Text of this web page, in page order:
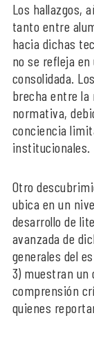
Los hallazgos,
tanto entre
hacia dichas
no se refleja
consolidada.
brecha entre la
normativa,
conciencia
institucionales.
Otro
ubica en un
desarrollo de
avanzada de
generales del
3) muestran
comprensión
quienes